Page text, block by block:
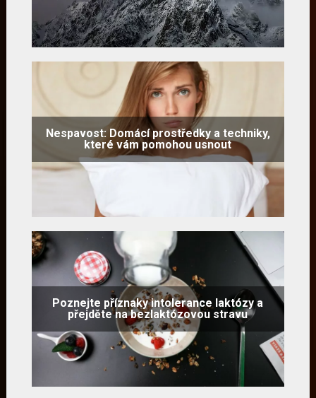
Nespavost: Domácí prostředky a techniky,
které vám pomohou usnout
Poznejte příznaky intolerance laktózy a
přejděte na bezlaktózovou stravu